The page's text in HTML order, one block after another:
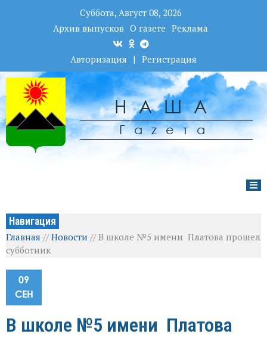
Суббота, Август 08, 2026
Архив выпусков О газете Реклама
Авторизация | Регистрация
НАША
Гаzета
Навигация
Главная //Новости //В школе №5 имени Платова прошел
субботник
09
СЕН
В школе №5 имени Платова